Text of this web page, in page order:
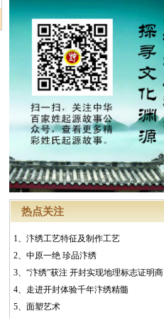
热点关注
1、 汴绣工艺特征及制作工艺
2、 中原一绝 珍品汴绣
3、 “汴绣”获注 开封实现地理标志证明商
4、 走进开封体验千年汴绣精髓
5、 面塑艺术